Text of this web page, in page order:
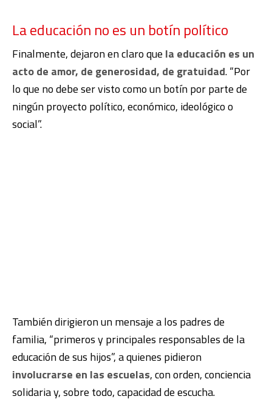
La educación no es un botín político
Finalmente, dejaron en claro que la educación es un
acto de amor, de generosidad, de gratuidad. “Por
lo que no debe ser visto como un botín por parte de
ningún proyecto político, económico, ideológico o
social”.
También dirigieron un mensaje a los padres de
familia, “primeros y principales responsables de la
educación de sus hijos”, a quienes pidieron
involucrarse en las escuelas, con orden, conciencia
solidaria y, sobre todo, capacidad de escucha.